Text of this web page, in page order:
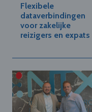
Flexibele
dataverbindingen
voor zakelijke
reizigers en expats